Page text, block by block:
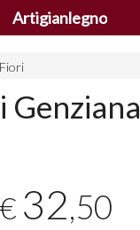
Artigianlegno
Genziana
€ 32,50